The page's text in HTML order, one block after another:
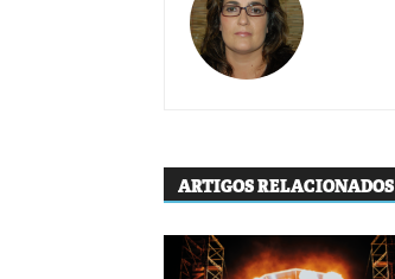
ARTIGOS RELACIONADOS